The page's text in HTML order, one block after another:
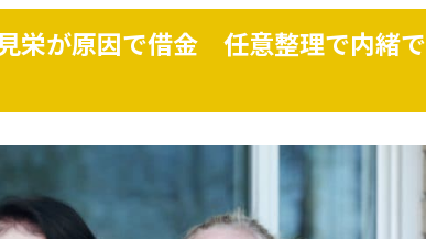
栄が原因で借金 任意整理で内緒で